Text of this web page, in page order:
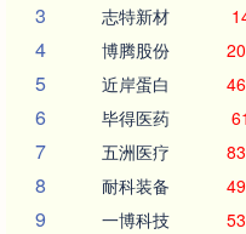
3 志特新材
4 博腾股份
5 近岸蛋白
6 毕得医药
7 五洲医疗
8 耐科装备
9 一博科技